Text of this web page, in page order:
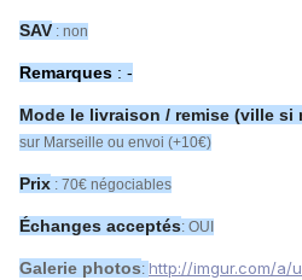
SAV : non
Remarques : -
Mode le livraison / remise (ville si
sur Marseille ou envoi (+10€)
Prix : 70€ négociables
Échanges acceptés: OUI
Galerie photos: http://imgur.com/a/